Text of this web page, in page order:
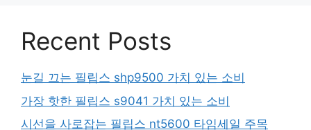
Recent Posts
눈길 끄는 필립스 shp9500 가치 있는 소비
가장 핫한 필립스 s9041 가치 있는 소비
시선을 사로잡는 필립스 nt5600 타임세일 주목